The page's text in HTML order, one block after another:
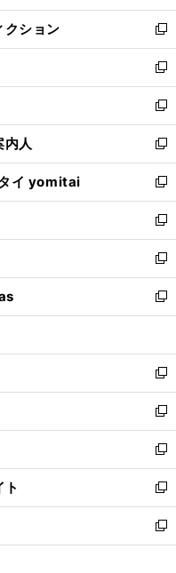
開
く
ウ
で
開
く
ン
ド
ウ
で
開
く
ウ
ィ
ン
ド
ウ
で
開
く
クション
新
し
い
ウ
ィ
ン
ド
ウ
で
開
く
新
し
い
ウ
ィ
ン
ド
ウ
で
開
く
新
し
い
ウ
ィ
ン
ド
ウ
で
開
く
人
新
し
い
ウ
ィ
ン
ド
ウ
で
開
イ yomitai
新
し
い
ウ
ィ
ン
ド
ウ
開
く
新
し
い
ウ
ィ
ン
ウ
で
開
く
新
し
い
ウ
ン
ド
ウ
で
開
く
新
し
ウ
ィ
ン
ド
ウ
で
開
く
新
し
い
ウ
ィ
ン
ド
ウ
で
開
新
し
い
ウ
ィ
ン
ド
ウ
新
し
い
ウ
ィ
ン
新
し
い
ウ
新
し